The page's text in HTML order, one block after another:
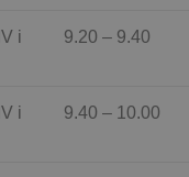
IV i 9.20 – 9.40
IV i 9.40 – 10.00